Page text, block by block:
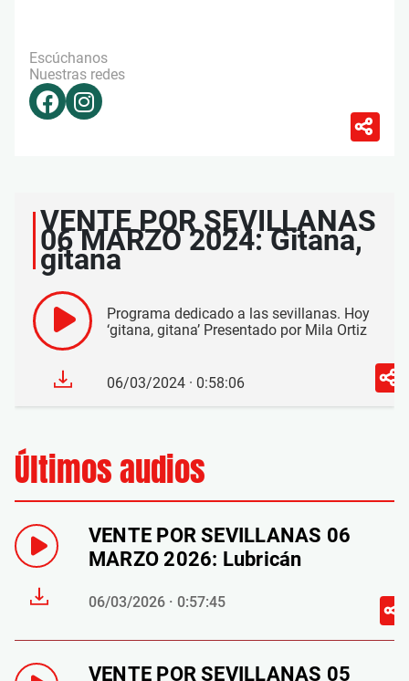
Escúchanos
Nuestras redes
VENTE POR SEVILLANAS
06 MARZO 2024: Gitana,
gitana
Programa dedicado a las sevillanas. Hoy
‘gitana, gitana’ Presentado por Mila Ortiz
06/03/2024 · 0:58:06
Últimos audios
VENTE POR SEVILLANAS 06
MARZO 2026: Lubricán
06/03/2026 · 0:57:45
VENTE POR SEVILLANAS 05